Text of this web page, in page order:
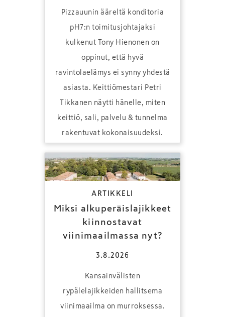
Pizzauunin ääreltä konditoria
pH7:n toimitusjohtajaksi
kulkenut Tony Hienonen on
oppinut, että hyvä
ravintolaelämys ei synny yhdestä
asiasta. Keittiömestari Petri
Tikkanen näytti hänelle, miten
keittiö, sali, palvelu & tunnelma
rakentuvat kokonaisuudeksi.
ARTIKKELI
Miksi alkuperäislajikkeet
kiinnostavat
viinimaailmassa nyt?
3.8.2026
Kansainvälisten
rypälelajikkeiden hallitsema
viinimaailma on murroksessa.